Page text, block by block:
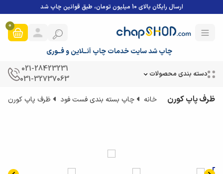
ارسال رایگان بالای 10 میلیون تومان، طبق قوانین چاپ شد
چاپ شد سایت خدمات چاپ آنــلاین و فــوری
0
دسته بندی محصولات
021-28423231
031-32737063
ظرف پاپ کورن خانه چاپ بسته بندی فست فود ظرف پاپ کورن